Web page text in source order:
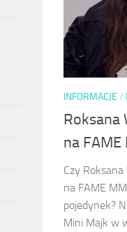
INFORMACJE /
Roksana
na FAME
Czy
na FAME
pojedynek?
Mini Majk w